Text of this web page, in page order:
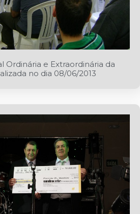
Ordinária e Extraordinária da
no dia 08/06/2013